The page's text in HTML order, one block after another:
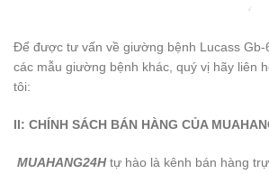
Để được tư vấn về giường bệnh Lucass Gb-
các mẫu giường bệnh khác, quý vị hãy liên
tôi:
II: CHÍNH SÁCH BÁN HÀNG CỦA
MUAHANG24Htự hào là kênh bán hàng